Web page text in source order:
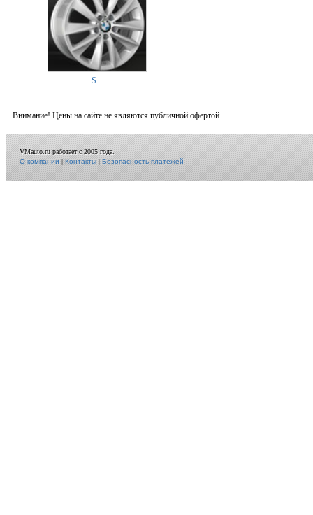
S
Внимание! Цены на сайте не являются публичной офертой.
VMauto.ru работает с 2005 года.
О компании|Контакты|Безопасность платежей